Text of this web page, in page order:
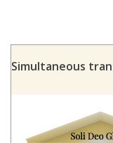
Simultaneous